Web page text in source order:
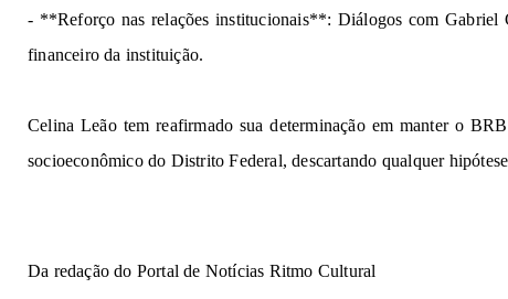
- **Reforço nas relações institucionais**: Diálogos com Gabriel
financeiro da instituição.
Celina Leão tem reafirmado sua determinação em manter o
socioeconômico do Distrito Federal, descartando qualquer hipó
Da redação do Portal de Notícias Ritmo Cultural